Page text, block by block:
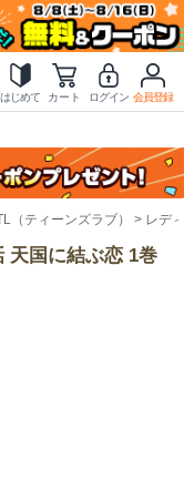
はじめて カート ログイン 会員登録
（ティーンズラブ） レデ
天国に結ぶ恋 1巻